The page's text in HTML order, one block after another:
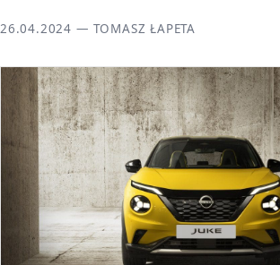
26.04.2024 — TOMASZ ŁAPETA